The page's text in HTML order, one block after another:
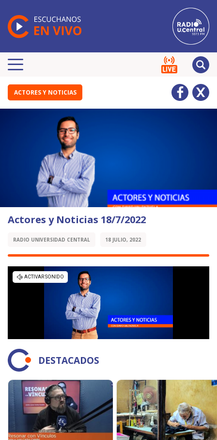
ACTORES Y NOTICIAS
Actores y Noticias 18/7/2022
RADIO UNIVERSIDAD CENTRAL 18 JULIO, 2022
DESTACADOS